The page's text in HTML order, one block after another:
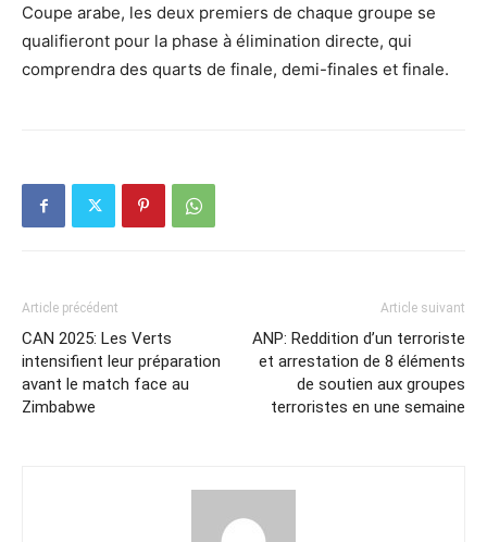
Coupe arabe, les deux premiers de chaque groupe se
qualifieront pour la phase à élimination directe, qui
comprendra des quarts de finale, demi-finales et finale.
Article précédent
CAN 2025: Les Verts
intensifient leur préparation
avant le match face au
Zimbabwe
Article suivant
ANP: Reddition d’un terroriste
et arrestation de 8 éléments
de soutien aux groupes
terroristes en une semaine